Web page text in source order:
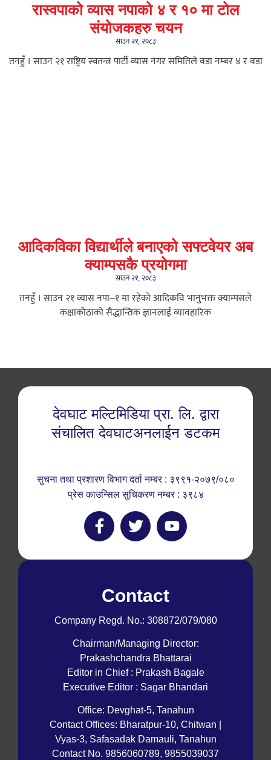
रास्वपाको व्यास नपाको ४ र १० मा टोल
संयोजकहरु चयन
साउन २१, २०८३
तनहुँ । साउन २१ राष्ट्रिय स्वतन्त्र पार्टी व्यास नगर समितिले वडा नम्बर ४ र वडा
आदिकविका विद्यार्थीले बनाएको सफ्टवेयर अब
क्याम्पसकै प्रयोगमा
साउन २१, २०८३
तनहुँ । साउन २१ ​व्यास नपा–१ मा रहेको आदिकवि भानुभक्त क्याम्पसले
कक्षाकोठाको सैद्धान्तिक ज्ञानलाई व्यावहारिक
देवघाट मल्टिमिडिया प्रा. लि. द्वारा
संचालित देवघाटअनलाईन डटकम
सुचना तथा प्रशारण विभाग दर्ता नम्बर : ३९९१-२०७९/०८०
प्रेस काउन्सिल सुचिकरण नम्बर : ३९८४
Contact
Company Regd. No.: 308872/079/080
Chairman/Managing Director:
Prakashchandra Bhattarai
Editor in Chief : Prakash Bagale
Executive Editor : Sagar Bhandari
Office: Devghat-5, Tanahun
Contact Offices: Bharatpur-10, Chitwan |
Vyas-3, Safasadak Damauli, Tanahun
Contact No. 9856060789, 9855039037